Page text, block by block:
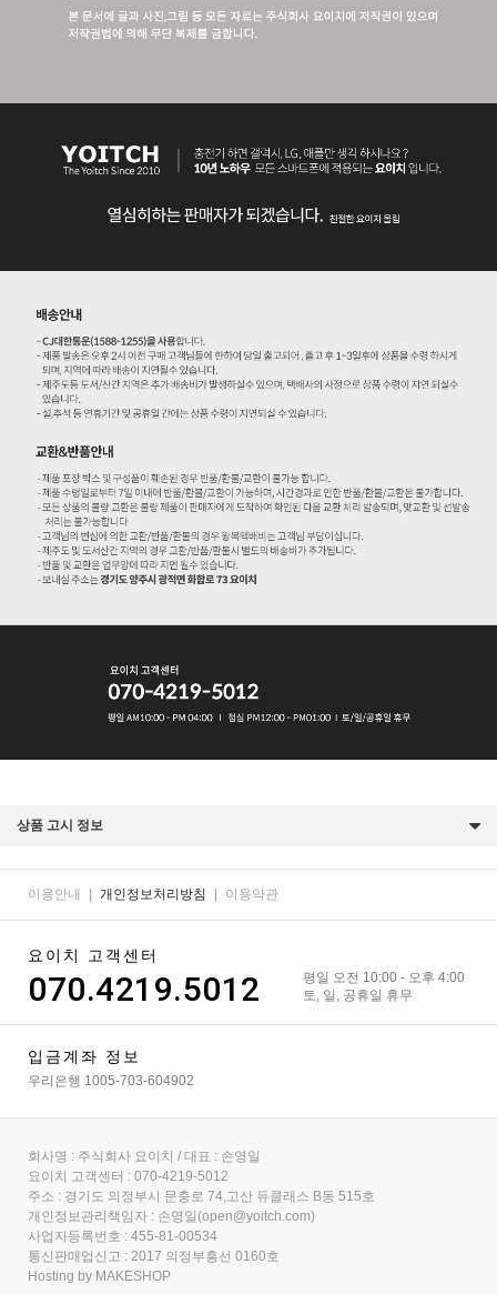
상품 고시 정보
이용안내 | 개인정보처리방침 | 이용약관
요이치 고객센터
070.4219.5012
평일 오전 10:00 - 오후 4:00
토, 일, 공휴일 휴무
입금계좌 정보
우리은행 1005-703-604902
회사명 : 주식회사 요이치 / 대표 : 손영일
요이치 고객센터 : 070-4219-5012
주소 : 경기도 의정부시 문충로 74,고산 듀클래스 B동 515호
개인정보관리책임자 : 손영일(open@yoitch.com)
사업자등록번호 : 455-81-00534
통신판매업신고 : 2017 의정부흥선 0160호
Hosting by MAKESHOP